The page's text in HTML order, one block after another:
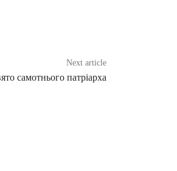
Next article
самотнього патріарха